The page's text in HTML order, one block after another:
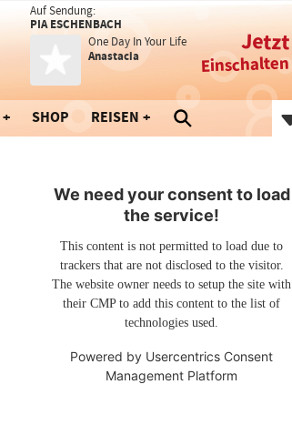
Auf Sendung:
PIA ESCHENBACH
One Day In Your Life
Anastacia
Jetzt
Einschalten
SHOP REISEN
We need your consent to load
the service!
This content is not permitted to load due to
trackers that are not disclosed to the visitor.
The website owner needs to setup the site with
their CMP to add this content to the list of
technologies used.
Powered by Usercentrics Consent
Management Platform